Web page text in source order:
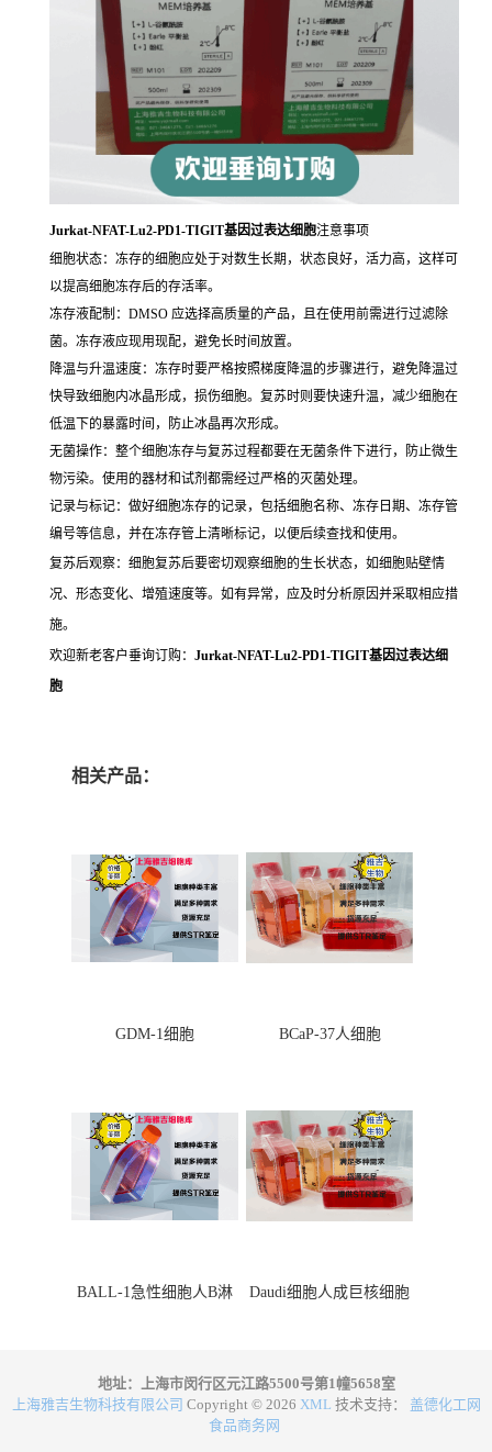
Jurkat-NFAT-Lu2-PD1-TIGIT基因过表达细胞注意事项
细胞状态：冻存的细胞应处于对数生长期，状态良好，活力高，这样可
以提高细胞冻存后的存活率。
冻存液配制：DMSO 应选择高质量的产品，且在使用前需进行过滤除
菌。冻存液应现用现配，避免长时间放置。
降温与升温速度：冻存时要严格按照梯度降温的步骤进行，避免降温过
快导致细胞内冰晶形成，损伤细胞。复苏时则要快速升温，减少细胞在
低温下的暴露时间，防止冰晶再次形成。
无菌操作：整个细胞冻存与复苏过程都要在无菌条件下进行，防止微生
物污染。使用的器材和试剂都需经过严格的灭菌处理。
记录与标记：做好细胞冻存的记录，包括细胞名称、冻存日期、冻存管
编号等信息，并在冻存管上清晰标记，以便后续查找和使用。
复苏后观察：细胞复苏后要密切观察细胞的生长状态，如细胞贴壁情
况、形态变化、增殖速度等。如有异常，应及时分析原因并采取相应措
施。
欢迎新老客户垂询订购： Jurkat-NFAT-Lu2-PD1-TIGIT基因过表达细
胞
相关产品：
GDM-1细胞 BCaP-37人细胞
BALL-1急性细胞人B淋
Daudi细胞人成巨核细胞
地址：上海市闵行区元江路5500号第1幢5658室
上海雅吉生物科技有限公司 Copyright © 2026 XML 技术支持： 盖德化工网
食品商务网